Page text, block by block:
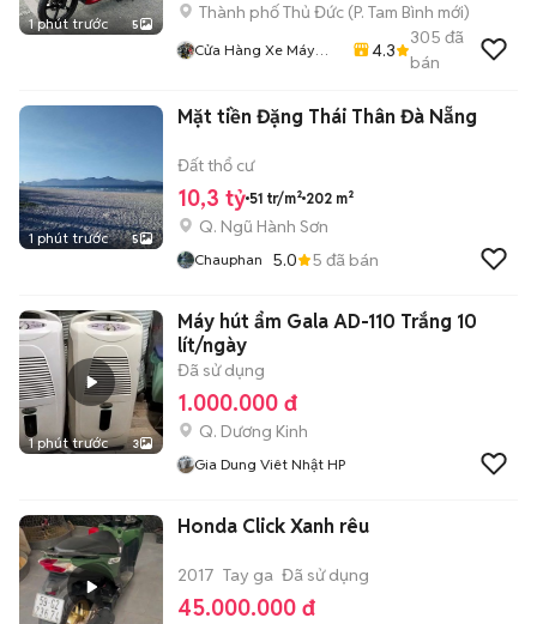
1 phút trước 5
Thành phố Thủ Đức (P. Tam Bình mới)
Cửa Hàng Xe Máy
4.3
305 đã
bán
1 phút trước 5
Mặt tiền Đặng Thái Thân Đà Nẵng
Đất thổ cư
10,3 tỷ 51 tr/m² 202 m²
Q. Ngũ Hành Sơn
Chauphan 5.0 5 đã bán
1 phút trước 3
Máy hút ẩm Gala AD-110 Trắng 10
lít/ngày
Đã sử dụng
1.000.000 đ
Q. Dương Kinh
Gia Dung Viêt Nhật HP
Honda Click Xanh rêu
2017 Tay ga Đã sử dụng
45.000.000 đ